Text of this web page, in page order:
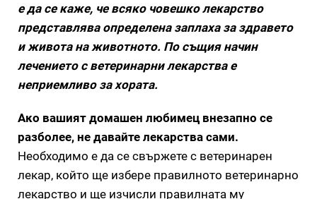
е да се каже, че всяко човешко лекарство
представлява определена заплаха за здравето
и живота на животното. По същия начин
лечението с ветеринарни лекарства е
неприемливо за хората.
Ако вашият домашен любимец внезапно се
разболее, не давайте лекарства сами.
Необходимо е да се свържете с ветеринарен
лекар, който ще избере правилното ветеринарно
лекарство и ще изчисли правилната му